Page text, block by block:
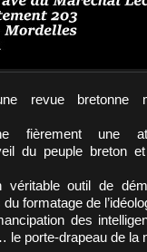
revue bretonne
fièrement une
du peuple breton
outil de
formatage de
des
le porte-drapeau de la